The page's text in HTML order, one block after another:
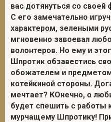
вас дотянуться со
С его замечательно
характером, зелеными
мгновенно завоевал
волонтеров. Но ему и
Шпротик обзавестись
обожателем и
котейкиной стороны.
мечтает? КОнечно, о
будет спешить с работы
мурчащему Шпротику!